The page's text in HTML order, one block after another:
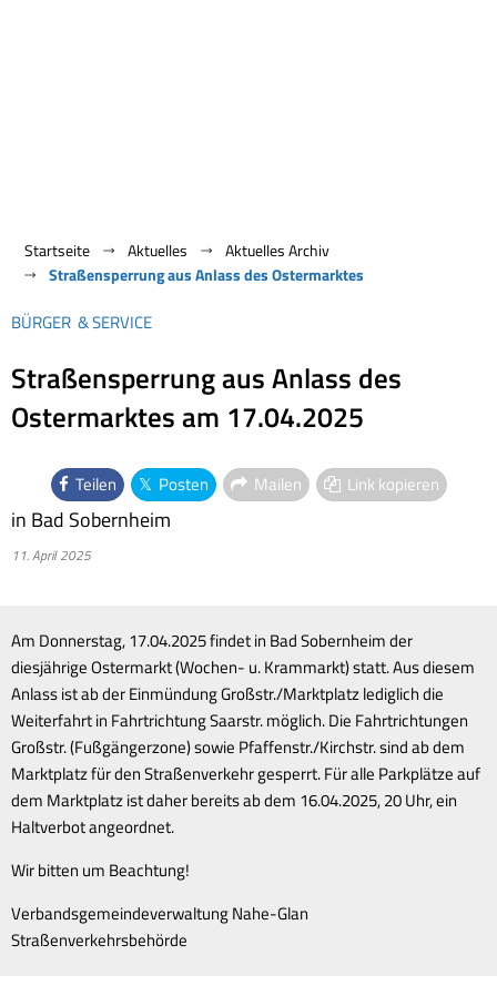
Startseite Aktuelles
Aktuelles Archiv
Straßensperrung aus Anlass des Ostermarktes
BÜRGER & SERVICE
Straßensperrung aus Anlass des
Ostermarktes am 17.04.2025
Teilen Posten Mailen Link kopieren
in Bad Sobernheim
11. April 2025
Am Donnerstag, 17.04.2025 findet in Bad Sobernheim der
diesjährige Ostermarkt (Wochen- u. Krammarkt) statt. Aus diesem
Anlass ist ab der Einmündung Großstr./Marktplatz lediglich die
Weiterfahrt in Fahrtrichtung Saarstr. möglich. Die Fahrtrichtungen
Großstr. (Fußgängerzone) sowie Pfaffenstr./Kirchstr. sind ab dem
Marktplatz für den Straßenverkehr gesperrt. Für alle Parkplätze auf
dem Marktplatz ist daher bereits ab dem 16.04.2025, 20 Uhr, ein
Haltverbot angeordnet.
Wir bitten um Beachtung!
Verbandsgemeindeverwaltung Nahe-Glan
Straßenverkehrsbehörde